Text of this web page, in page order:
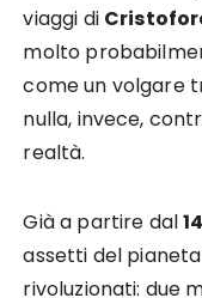
viaggi di
molto
come un volgare
nulla, invece,
realtà.
Già a partire dal
assetti del
rivoluzionati: due